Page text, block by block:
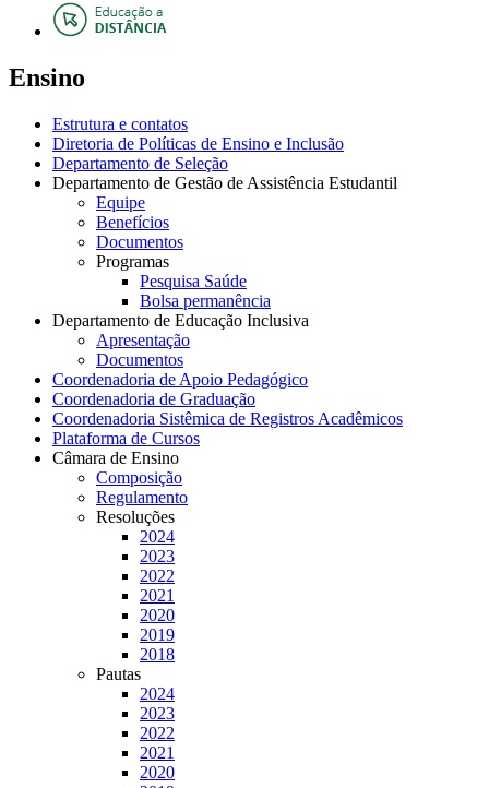
Ensino
Estrutura e contatos
Diretoria de Políticas de Ensino e Inclusão
Departamento de Seleção
Departamento de Gestão de Assistência Estudantil
Equipe
Benefícios
Documentos
Programas
Pesquisa Saúde
Bolsa permanência
Departamento de Educação Inclusiva
Apresentação
Documentos
Coordenadoria de Apoio Pedagógico
Coordenadoria de Graduação
Coordenadoria Sistêmica de Registros Acadêmicos
Plataforma de Cursos
Câmara de Ensino
Composição
Regulamento
Resoluções
2024
2023
2022
2021
2020
2019
2018
Pautas
2024
2023
2022
2021
2020